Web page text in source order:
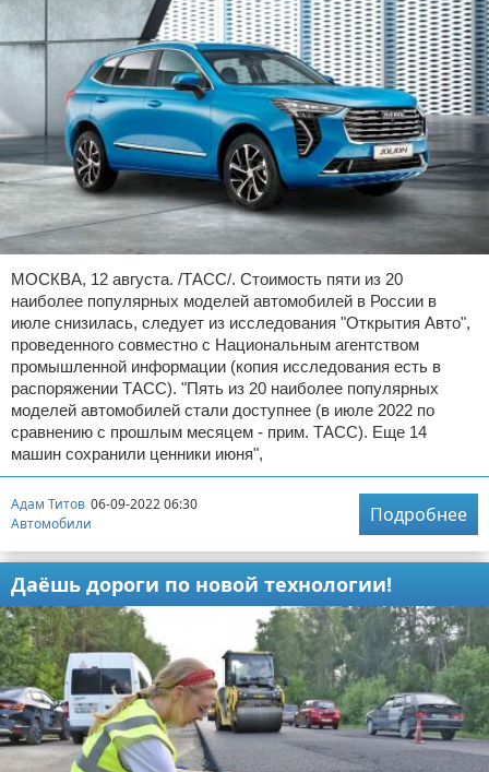
МОСКВА, 12 августа. /ТАСС/. Стоимость пяти из 20
наиболее популярных моделей автомобилей в России в
июле снизилась, следует из исследования "Открытия Авто",
проведенного совместно с Национальным агентством
промышленной информации (копия исследования есть в
распоряжении ТАСС). "Пять из 20 наиболее популярных
моделей автомобилей стали доступнее (в июле 2022 по
сравнению с прошлым месяцем - прим. ТАСС). Еще 14
машин сохранили ценники июня",
Адам Титов 06-09-2022 06:30
Автомобили
Подробнее
Даёшь дороги по новой технологии!